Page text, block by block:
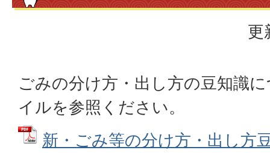
更
ごみの分け方・出し方の豆知識
イルを参照ください。
新・ごみ等の分け方・出し方